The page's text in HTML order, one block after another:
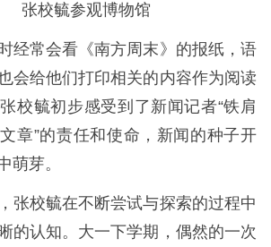
张校毓参观博物馆
经常会看《南方周末》的报纸，语
会给他们打印相关的内容作为阅读
校毓初步感受到了新闻记者“铁肩
章”的责任和使命，新闻的种子开
萌芽。
张校毓在不断尝试与探索的过程中
的认知。大一下学期，偶然的一次